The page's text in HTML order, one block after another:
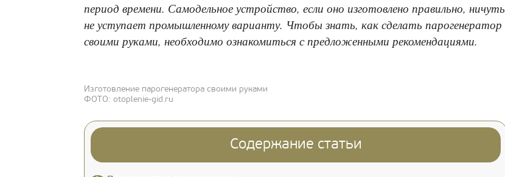
период времени. Самодельное устройство, если оно изготовлено правильно, ничуть
не уступает промышленному варианту. Чтобы знать, как сделать парогенератор
своими руками, необходимо ознакомиться с предложенными рекомендациями.
Изготовление парогенератора своими руками
ФОТО: otoplenie-gid.ru
Содержание статьи